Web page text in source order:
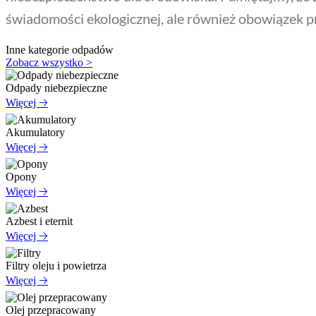
świadomości ekologicznej, ale również obowiązek
Inne kategorie odpadów
Zobacz wszystko >
Odpady niebezpieczne
Więcej 🡢
Akumulatory
Więcej 🡢
Opony
Więcej 🡢
Azbest i eternit
Więcej 🡢
Filtry oleju i powietrza
Więcej 🡢
Olej przepracowany